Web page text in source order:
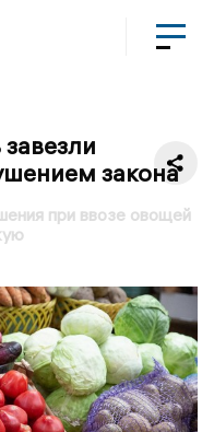
закона
при ввозе овощей